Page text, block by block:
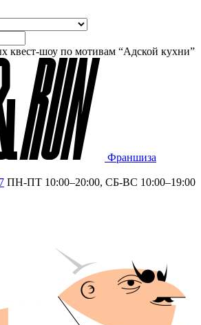
квест-шоу по мотивам “Адской кухни”
Франшиза
ПН-ПТ 10:00–20:00, СБ-ВС 10:00–19:00